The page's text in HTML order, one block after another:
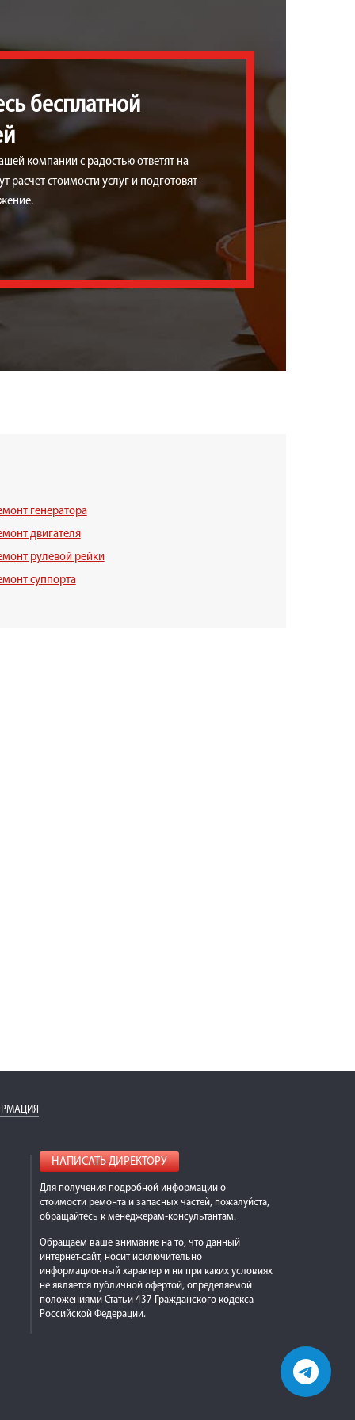
бесплатной
компании с радостью ответят на
расчет стоимости услуг и подготовят
генератора
двигателя
рулевой рейки
суппорта
НАПИСАТЬ ДИРЕКТОРУ
Для получения подробной информации о
стоимости ремонта и запасных частей, пожалуйста,
обращайтесь к менеджерам-консультантам.
Обращаем ваше внимание на то, что данный
интернет-сайт, носит исключительно
информационный характер и ни при каких условиях
не является публичной офертой, определяемой
положениями Статьи 437 Гражданского кодекса
Российской Федерации.